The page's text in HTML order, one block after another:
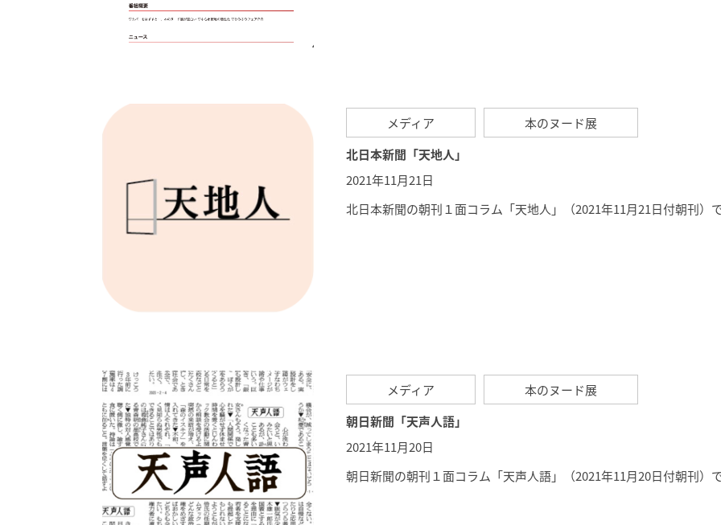
メディア
本のヌード展
北日本新聞「天地人」
2021年11月21日
北日本新聞の朝刊１面コラム「天地人 」（2021年11月21日付朝刊）
メディア
本のヌード展
朝日新聞「天声人語」
2021年11月20日
朝日新聞の朝刊１面コラム「天声人語」（2021年11月20日付朝刊）